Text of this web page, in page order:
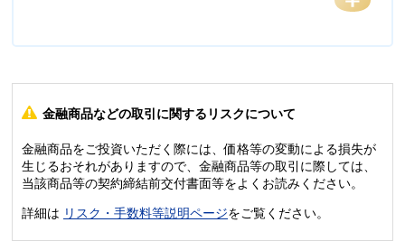
金融商品などの取引に関するリスクについて
金融商品をご投資いただく際には、価格等の変動による損失が
生じるおそれがありますので、金融商品等の取引に際しては、
当該商品等の契約締結前交付書面等をよくお読みください。
詳細は リスク・手数料等説明ページをご覧ください。